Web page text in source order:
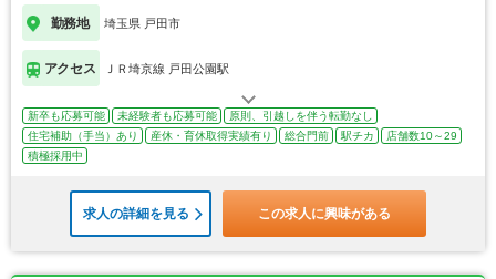
勤務地 埼玉県 戸田市
アクセス ＪＲ埼京線 戸田公園駅
新卒も応募可能 未経験者も応募可能
原則、引越しを伴う転勤なし
住宅補助（手当）あり
産休・育休取得実績有り 総合門前 駅チカ
店舗数10～29
積極採用中
求人の詳細を見る この求人に興味がある